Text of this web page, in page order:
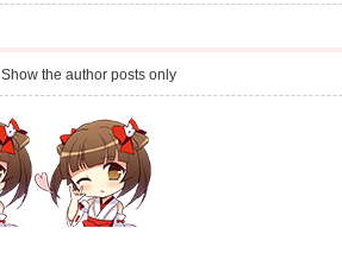
Show the author posts only